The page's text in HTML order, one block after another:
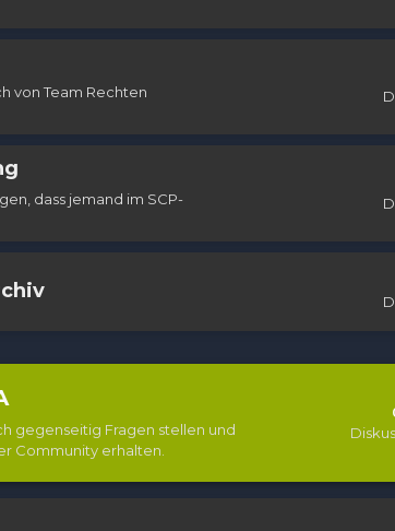
von Team Rechten
dass jemand im SCP-
gegenseitig Fragen stellen und
Community erhalten.